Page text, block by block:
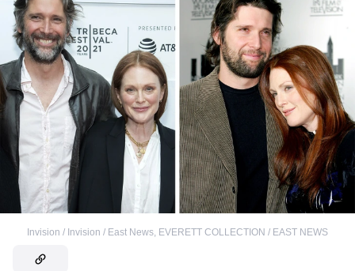
Invision / Invision / East News EVERETT COLLECTION / EAST NEWS